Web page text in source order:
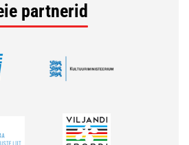
partnerid